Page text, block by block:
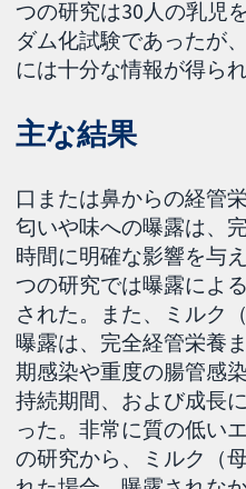
つの研究は30人の乳児
ダム化試験であったが
には十分な情報が得ら
主な結果
口または鼻からの経管
匂いや味への曝露は、
時間に明確な影響を与
つの研究では曝露によ
された。また、ミルク
曝露は、完全経管栄養
期感染や重度の腸管感
持続期間、および成長
った。非常に質の低い
の研究から、ミルク（